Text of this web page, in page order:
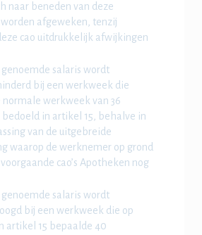
naar beneden van deze
afgeweken, tenzij
cao uitdrukkelijk afwijkingen
salaris wordt
bij een werkweek die
normale werkweek van 36
bedoeld in artikel 15, behalve in
van de uitgebreide
waarop de werknemer op grond
cao’s Apotheken nog
salaris wordt
bij een werkweek die op
artikel 15 bepaalde 40